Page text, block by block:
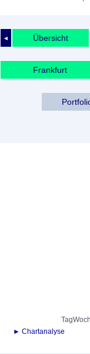
◄ Übersicht
Frankfurt
Tag
► Chartanalyse